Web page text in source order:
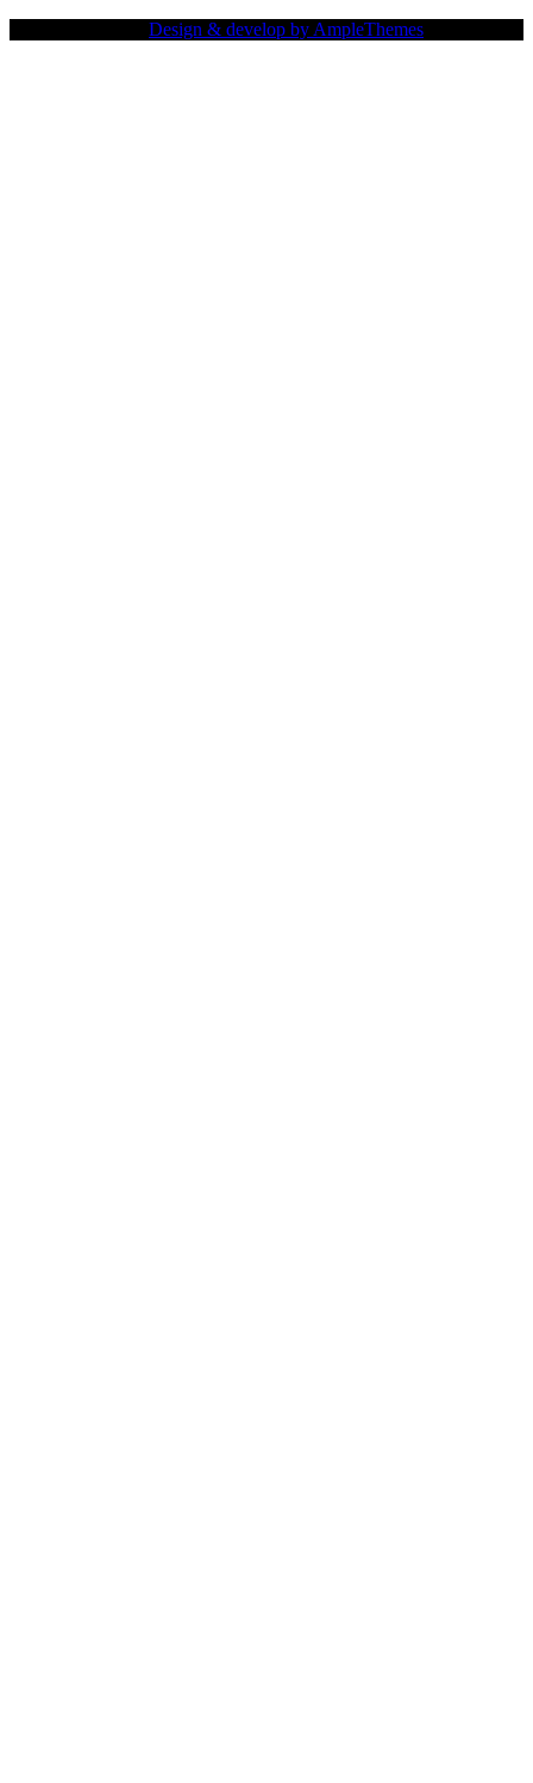
Design & develop by AmpleThemes